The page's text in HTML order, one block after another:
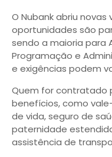
O Nubank abriu
oportunidades são
sendo a maioria para
Programação e
e exigências podem
Quem for contratado
benefícios, como
de vida, seguro de
paternidade
assistência de